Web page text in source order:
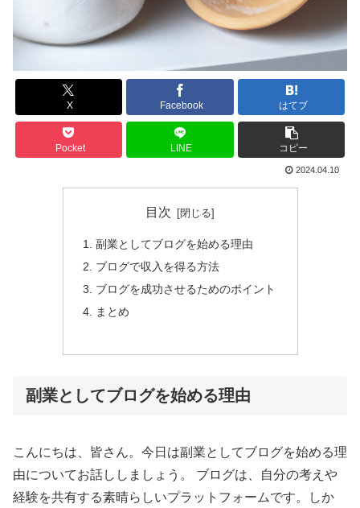
X Facebook はてブ
Pocket LINE コピー
2024.04.10
目次
副業としてブログを始める理由
ブログで収入を得る方法
ブログを成功させるためのポイント
まとめ
副業としてブログを始める理由
こんにちは、皆さん。今日は副業としてブログを始める理
由についてお話ししましょう。 ブログは、自分の考えや
経験を共有する素晴らしいプラットフォームです。しか